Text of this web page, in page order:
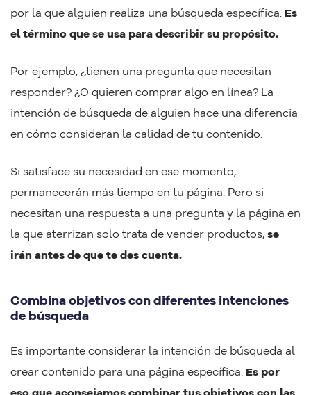
por la que alguien realiza una búsqueda específica. Es
el término que se usa para describir su propósito.
Por ejemplo, ¿tienen una pregunta que necesitan
responder? ¿O quieren comprar algo en línea? La
intención de búsqueda de alguien hace una diferencia
en cómo consideran la calidad de tu contenido.
Si satisface su necesidad en ese momento,
permanecerán más tiempo en tu página. Pero si
necesitan una respuesta a una pregunta y la página en
la que aterrizan solo trata de vender productos, se
irán antes de que te des cuenta.
Combina objetivos con diferentes intenciones
de búsqueda
Es importante considerar la intención de búsqueda al
crear contenido para una página específica. Es por